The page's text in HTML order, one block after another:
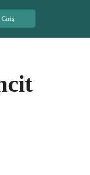
Giriş